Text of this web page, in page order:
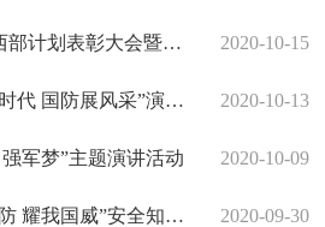
【环规】举办大学生西部计划表彰大会暨志愿者欢送会 2020-10-15
【环规】举办“奋进新时代 国防展风采”演讲比赛 2020-10-13
强军梦”主题演讲活动 2020-10-09
【环规】举办“爱我国防 耀我国威”安全知识讲座 2020-09-30